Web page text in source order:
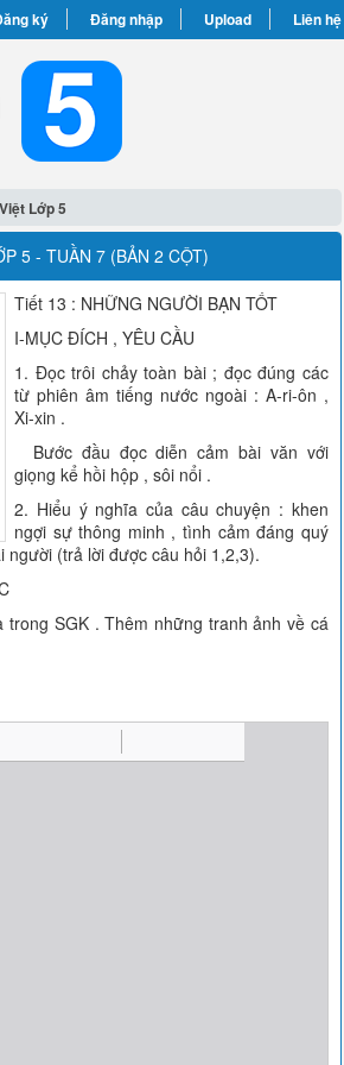
ký Đăng nhập Upload Liên hệ
Lớp 5
5 - TUẦN 7 (BẢN 2 CỘT)
Tiết 13 : NHỮNG NGƯỜI BẠN TỐT
I-MỤC ĐÍCH , YÊU CẦU
1. Đọc trôi chảy toàn bài ; đọc đúng các
từ phiên âm tiếng nước ngoài : A-ri-ôn ,
Xi-xin .
Bước đầu đọc diễn cảm bài văn với
giọng kể hồi hộp , sôi nổi .
2. Hiểu ý nghĩa của câu chuyện : khen
ngợi sự thông minh , tình cảm đáng quý
người (trả lời được câu hỏi 1,2,3).
trong SGK . Thêm những tranh ảnh về cá